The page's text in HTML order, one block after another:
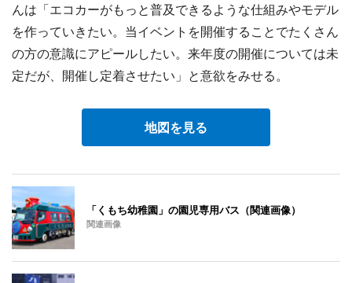
んは「エコカーがもっと普及できるような仕組みやモデル
を作っていきたい。当イベントを開催することでたくさん
の方の意識にアピールしたい。来年度の開催については未
定だが、開催し定着させたい」と意欲をみせる。
地図を見る
「くもち幼稚園」の園児専用バス（関連画像）
関連画像